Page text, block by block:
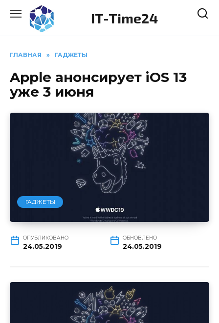
Перейти
содержанию
IT-Time24
ГЛАВНАЯ » ГАДЖЕТЫ
Apple анонсирует iOS 13
уже 3 июня
ГАДЖЕТЫ
ОПУБЛИКОВАНО
24.05.2019
ОБНОВЛЕНО
24.05.2019